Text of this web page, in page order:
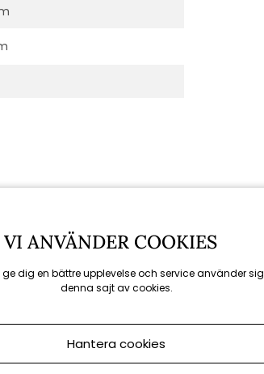
VI ANVÄNDER COOKIES
ge dig en bättre upplevelse och service använder sig
denna sajt av cookies.
Hantera cookies